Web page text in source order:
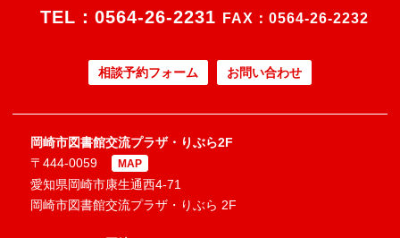
TEL： 0564-26-2231 FAX：0564-26-2232
相談予約フォーム お問い合わせ
岡崎市図書館交流プラザ・りぶら2F
〒444-0059
MAP
愛知県岡崎市康生通西4-71
岡崎市図書館交流プラザ・りぶら 2F